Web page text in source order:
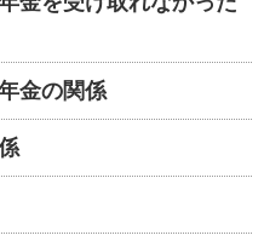
金の関係